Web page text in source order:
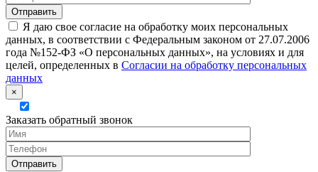
Я даю свое согласие на обработку моих персональных
данных, в соответствии с Федеральным законом от 27.07.2006
года №152-ФЗ «О персональных данных», на условиях и для
целей, определенных в Согласии на обработку персональных
данных
×
Заказать обратный звонок